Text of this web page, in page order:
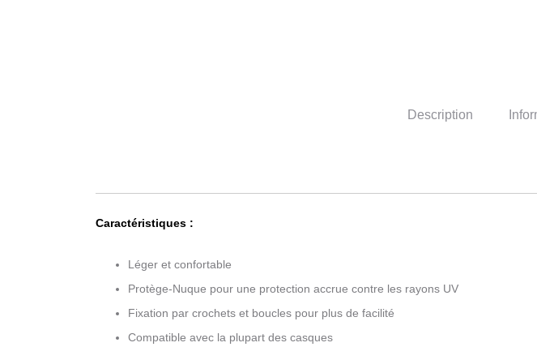
Description
Caractéristiques :
Léger et confortable
Protège-Nuque pour une protection accrue contre les rayons UV
Fixation par crochets et boucles pour plus de facilité
Compatible avec la plupart des casques